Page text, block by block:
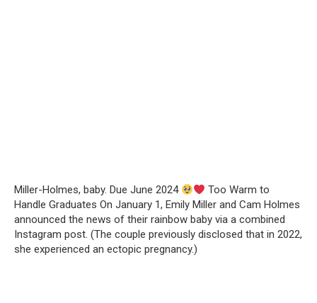
Miller-Holmes, baby. Due June 2024
Too Warm to
Handle Graduates On January 1, Emily Miller and Cam Holmes
announced the news of their rainbow baby via a combined
Instagram post. (The couple previously disclosed that in 2022,
she experienced an ectopic pregnancy.)